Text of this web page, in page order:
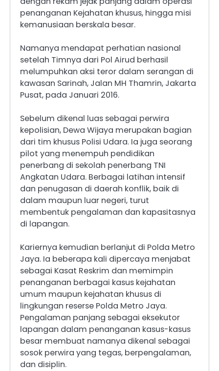
penanganan Kejahatan khusus, hingga misi
kemanusiaan berskala besar.
Namanya mendapat perhatian nasional
setelah Timnya dari Pol Airud berhasil
melumpuhkan aksi teror dalam serangan di
kawasan Sarinah, Jalan MH Thamrin, Jakarta
Pusat, pada Januari 2016.
Sebelum dikenal luas sebagai perwira
kepolisian, Dewa Wijaya merupakan bagian
dari tim khusus Polisi Udara. Ia juga seorang
pilot yang menempuh pendidikan
penerbang di sekolah penerbang TNI
Angkatan Udara. Berbagai latihan intensif
dan penugasan di daerah konflik, baik di
dalam maupun luar negeri, turut
membentuk pengalaman dan kapasitasnya
di lapangan.
Kariernya kemudian berlanjut di Polda Metro
Jaya. Ia beberapa kali dipercaya menjabat
sebagai Kasat Reskrim dan memimpin
penanganan berbagai kasus kejahatan
umum maupun kejahatan khusus di
lingkungan reserse Polda Metro Jaya.
Pengalaman panjang sebagai eksekutor
lapangan dalam penanganan kasus-kasus
besar membuat namanya dikenal sebagai
sosok perwira yang tegas, berpengalaman,
dan disiplin.